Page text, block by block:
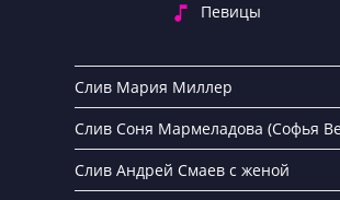
Певицы
Слив Мария Миллер
Слив Соня Мармеладова (Софья
Слив Андрей Смаев с женой